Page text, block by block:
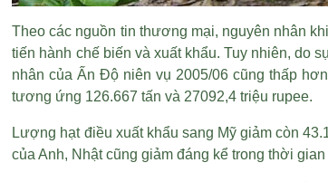
Theo các nguồn tin thương mại, nguyên nhân
tiến hành chế biến và xuất khẩu. Tuy nhiên, do
nhân của Ấn Độ niên vụ 2005/06 cũng thấp
tương ứng 126.667 tấn và 27092,4 triệu rupee.
Lượng hạt điều xuất khẩu sang Mỹ giảm còn
của Anh, Nhật cũng giảm đáng kể trong thời gian